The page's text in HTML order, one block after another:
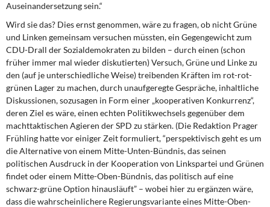
Auseinandersetzung sein.“
Wird sie das? Dies ernst genommen, wäre zu fragen, ob nicht Grüne
und Linken gemeinsam versuchen müssten, ein Gegengewicht zum
CDU-Drall der Sozialdemokraten zu bilden – durch einen (schon
früher immer mal wieder diskutierten) Versuch, Grüne und Linke zu
den (auf je unterschiedliche Weise) treibenden Kräften im rot-rot-
grünen Lager zu machen, durch unaufgeregte Gespräche, inhaltliche
Diskussionen, sozusagen in Form einer „kooperativen Konkurrenz“,
deren Ziel es wäre, einen echten Politikwechsels gegenüber dem
machttaktischen Agieren der SPD zu stärken. (Die Redaktion Prager
Frühling hatte vor einiger Zeit formuliert, “perspektivisch geht es um
die Alternative von einem Mitte-Unten-Bündnis, das seinen
politischen Ausdruck in der Kooperation von Linkspartei und Grünen
findet oder einem Mitte-Oben-Bündnis, das politisch auf eine
schwarz-grüne Option hinausläuft” – wobei hier zu ergänzen wäre,
dass die wahrscheinlichere Regierungsvariante eines Mitte-Oben-